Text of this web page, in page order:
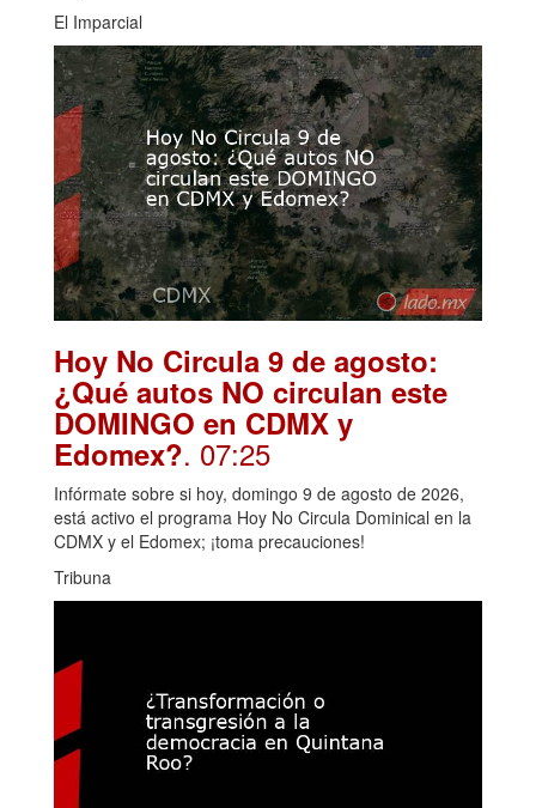
El Imparcial
Hoy No Circula 9 de agosto:
¿Qué autos NO circulan este
DOMINGO en CDMX y
Edomex?. 07:25
Infórmate sobre si hoy, domingo 9 de agosto de 2026,
está activo el programa Hoy No Circula Dominical en la
CDMX y el Edomex; ¡toma precauciones!
Tribuna